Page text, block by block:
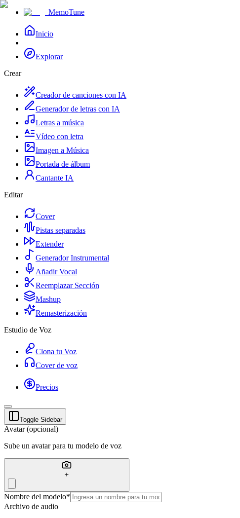
MemoTune
Inicio
Explorar
Crear
Creador de canciones con IA
Generador de letras con IA
Letras a música
Vídeo con letra
Imagen a Música
Portada de álbum
Cantante IA
Editar
Cover
Pistas separadas
Extender
Generador Instrumental
Añadir Vocal
Reemplazar Sección
Mashup
Remasterización
Estudio de Voz
Clona tu Voz
Cover de voz
Precios
Toggle Sidebar
Avatar (opcional)
Sube un avatar para tu modelo de voz
Nombre del modelo*
Archivo de audio